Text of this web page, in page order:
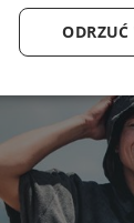
wodnych!
ODRZUĆ